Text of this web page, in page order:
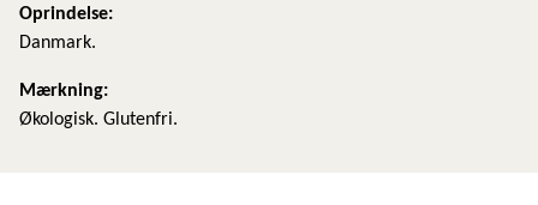
Oprindelse:
Danmark.
Mærkning:
Økologisk. Glutenfri.